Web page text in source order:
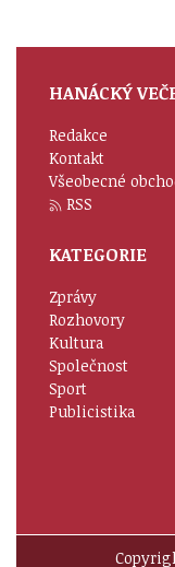
HANÁCKÝ
Redakce
Kontakt
Všeobecné
RSS
KATEGORIE
Zprávy
Rozhovory
Kultura
Společnost
Sport
Publicistika